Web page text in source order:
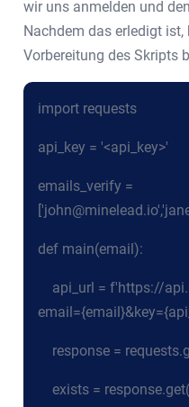
wir uns anmelden und
Nachdem das erledigt
Vorbereitung des Skripts
import requests
api_key = '<api_key>'
emails_verify =
def main(email):
api_url = f'https://
response =
exists =